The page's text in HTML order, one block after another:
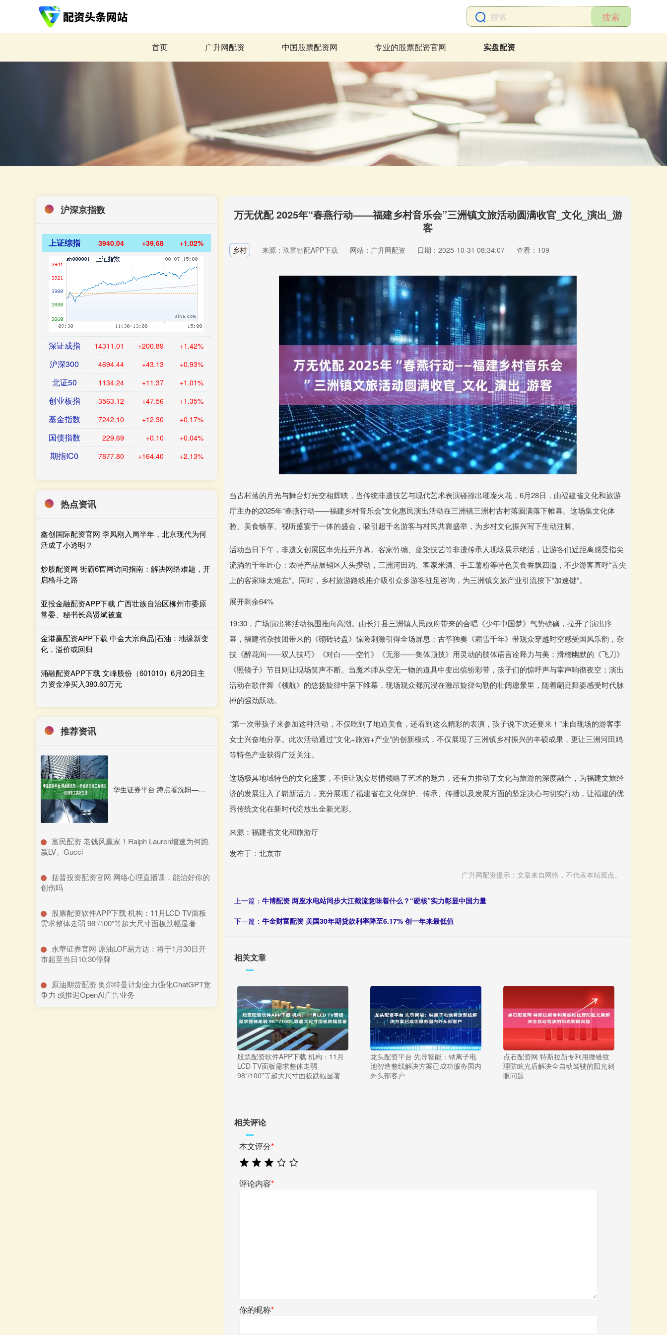
搜索
首页 广升网配资 中国股票配资网 专业的股票配资官网 实盘配资
万无优配 2025年“春燕行动——福建乡村音乐会”三洲镇文旅活动圆满收官_文化_演出_游
客
乡村 来源：玖富智配APP下载 网站：广升网配资 日期：2025-10-31 08:34:07 查看：109
当古村落的月光与舞台灯光交相辉映，当传统非遗技艺与现代艺术表演碰撞出璀璨火花，6月28日，由福建省文化和旅游
厅主办的2025年“春燕行动——福建乡村音乐会”文化惠民演出活动在三洲镇三洲村古村落圆满落下帷幕。这场集文化体
验、美食畅享、视听盛宴于一体的盛会，吸引超千名游客与村民共襄盛举，为乡村文化振兴写下生动注脚。
活动当日下午，非遗文创展区率先拉开序幕。客家竹编、蓝染技艺等非遗传承人现场展示绝活，让游客们近距离感受指尖
流淌的千年匠心；农特产品展销区人头攒动，三洲河田鸡、客家米酒、手工薯粉等特色美食香飘四溢，不少游客直呼“舌尖
上的客家味太难忘”。同时，乡村旅游路线推介吸引众多游客驻足咨询，为三洲镇文旅产业引流按下“加速键”。
展开剩余64%
19:30，广场演出将活动氛围推向高潮。由长汀县三洲镇人民政府带来的合唱《少年中国梦》气势磅礴，拉开了演出序
幕，福建省杂技团带来的《砌砖转盘》惊险刺激引得全场屏息；古筝独奏《霜雪千年》带观众穿越时空感受国风乐韵，杂
技《醉花间——双人技巧》《对白——空竹》《无形——集体顶技》用灵动的肢体语言诠释力与美；滑稽幽默的《飞刀》
《照镜子》节目则让现场笑声不断。当魔术师从空无一物的道具中变出缤纷彩带，孩子们的惊呼声与掌声响彻夜空；演出
活动在歌伴舞《领航》的悠扬旋律中落下帷幕，现场观众都沉浸在激昂旋律勾勒的壮阔愿景里，随着翩跹舞姿感受时代脉
搏的强劲跃动。
“第一次带孩子来参加这种活动，不仅吃到了地道美食，还看到这么精彩的表演，孩子说下次还要来！”来自现场的游客李
女士兴奋地分享。此次活动通过“文化+旅游+产业”的创新模式，不仅展现了三洲镇乡村振兴的丰硕成果，更让三洲河田鸡
等特色产业获得广泛关注。
这场极具地域特色的文化盛宴，不但让观众尽情领略了艺术的魅力，还有力推动了文化与旅游的深度融合，为福建文旅经
济的发展注入了崭新活力，充分展现了福建省在文化保护、传承、传播以及发展方面的坚定决心与切实行动，让福建的优
秀传统文化在新时代绽放出全新光彩。
来源：福建省文化和旅游厅
发布于：北京市
广升网配资提示：文章来自网络，不代表本站观点。
上一篇： 牛博配资 两座水电站同步大江截流意味着什么？“硬核”实力彰显中国力量
下一篇： 牛金财富配资 美国30年期贷款利率降至6.17% 创一年来最低值
相关文章
股票配资软件APP下载 机构：11月
LCD TV面板需求整体走弱
98“/100”等超大尺寸面板跌幅显著
龙头配资平台 先导智能：钠离子电
池智造整线解决方案已成功服务国内
外头部客户
点石配资网 特斯拉新专利用微锥纹
理防眩光盾解决全自动驾驶的阳光刺
眼问题
相关评论
本文评分*
评论内容*
你的昵称*
沪深京指数
上证综指 3940.04 +39.68 +1.02%
深证成指 14311.01 +200.89 +1.42%
沪深300 4694.44 +43.13 +0.93%
北证50 1134.24 +11.37 +1.01%
创业板指 3563.12 +47.56 +1.35%
基金指数 7242.10 +12.30 +0.17%
国债指数 229.69 +0.10 +0.04%
期指IC0 7877.80 +164.40 +2.13%
热点资讯
鑫创国际配资官网 李凤刚入局半年，北京现代为何
活成了小透明？
炒股配资网 街霸6官网访问指南：解决网络难题，开
启格斗之路
亚投金融配资APP下载 广西壮族自治区柳州市委原
常委、秘书长高贤斌被查
金港赢配资APP下载 中金大宗商品|石油：地缘新变
化，溢价或回归
涌融配资APP下载 文峰股份（601010）6月20日主
力资金净买入380.60万元
推荐资讯
华生证券平台 蹲点看沈阳——升级多功能工会驿站，赋能职工美好生活
​富民配资 老钱风赢家！Ralph Lauren增速为何跑
赢LV、Gucci
​括普投资配资官网 网络心理直播课，能治好你的
创伤吗
​股票配资软件APP下载 机构：11月LCD TV面板
需求整体走弱 98“/100”等超大尺寸面板跌幅显著
​永華证券官网 原油LOF易方达：将于1月30日开
市起至当日10:30停牌
​原油期货配资 奥尔特曼计划全力强化ChatGPT竞
争力 或推迟OpenAI广告业务